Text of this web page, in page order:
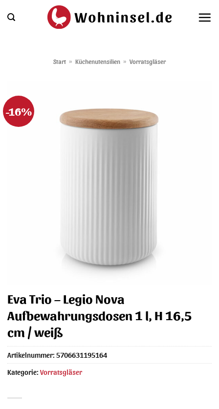
Inhalt
Start » Küchenutensilien » Vorratsgläser
-16%
Eva Trio – Legio Nova
Aufbewahrungsdosen 1 l, H 16,5
cm / weiß
Artikelnummer: 5706631195164
Kategorie: Vorratsgläser